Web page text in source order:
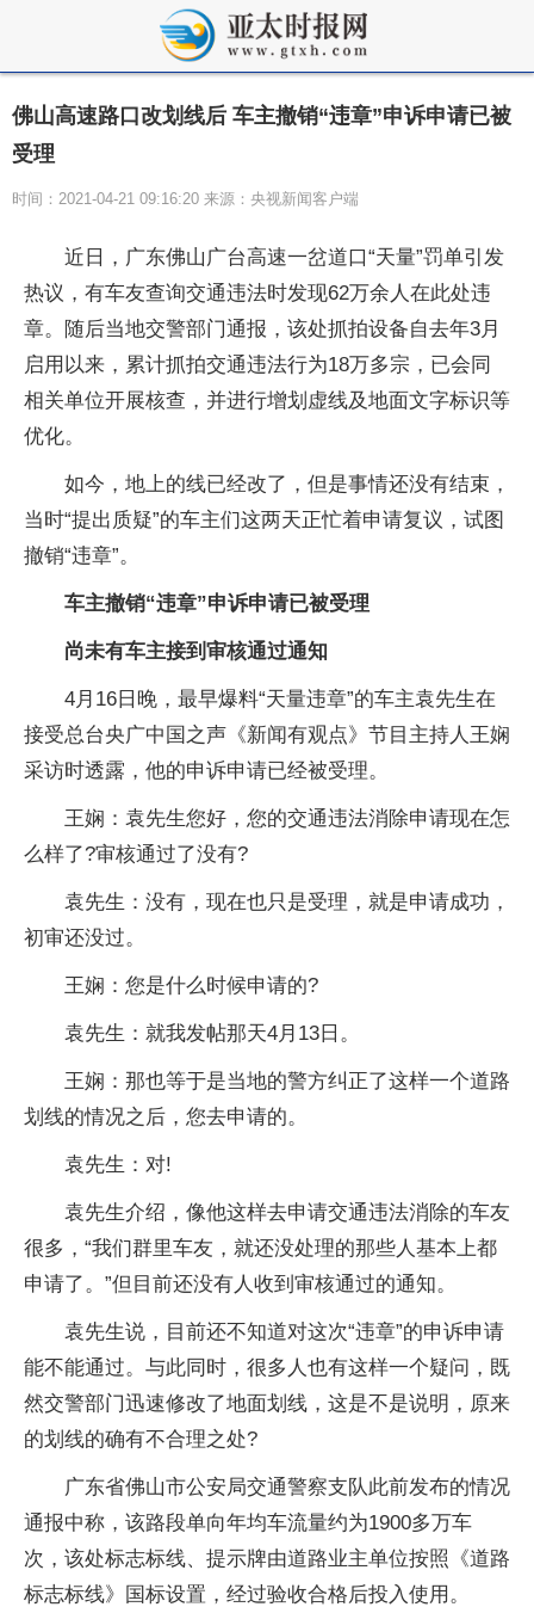
佛山高速路口改划线后 车主撤销“违章”申诉申请已被
受理
时间：2021-04-21 09:16:20 来源：央视新闻客户端
近 日，广东佛山广台高速一岔道口“天量”罚单引发
热议，有车友查询交通违法时发现62万余人在此处违
章。随后当地交警部门通报，该处抓拍设备自去年3月
启用以来，累计抓拍交通违法行为18万多宗，已会同
相关单位开展核查，并进行增划虚线及地面文字标识等
优化。
如今，地上的线已经改了，但是事情还没有结束，
当时“提出质疑”的车主们这两天正忙着申请复议，试图
撤销“违章”。
车主撤销“违章”申诉申请已被受理
尚未有车主接到审核通过通知
4月16日晚，最早爆料“天量违章”的车主袁先生在
接受总台央广中国之声《新闻有观点》节目主持人王娴
采访时透露，他的申诉申请已经被受理。
王娴：袁先生您好，您的交通违法消除申请现在怎
么样了?审核通过了没有?
袁先生：没有，现在也只是受理，就是申请成功，
初审还没过。
王娴：您是什么时候申请的?
袁先生：就我发帖那天4月13日。
王娴：那也等于是当地的警方纠正了这样一个道路
划线的情况之后，您去申请的。
袁先生：对!
袁先生介绍，像他这样去申请交通违法消除的车友
很多，“我们群里车友，就还没处理的那些人基本上都
申请了。”但目前还没有人收到审核通过的通知。
袁先生说，目前还不知道对这次“违章”的申诉申请
能不能通过。与此同时，很多人也有这样一个疑问，既
然交警部门迅速修改了地面划线，这是不是说明，原来
的划线的确有不合理之处?
广东省佛山市公安局交通警察支队此前发布的情况
通报中称，该路段单向年均车流量约为1900多万车
次，该处标志标线、提示牌由道路业主单位按照《道路
标志标线》国标设置，经过验收合格后投入使用。